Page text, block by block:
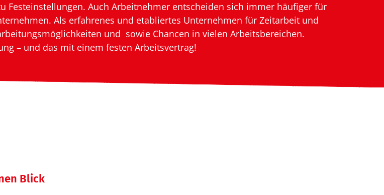
Festeinstellungen. Auch Arbeitnehmer entscheiden sich immer häufiger für
Als erfahrenes und etabliertes Unternehmen für Zeitarbeit und
und sowie Chancen in vielen Arbeitsbereichen.
– und das mit einem festen Arbeitsvertrag!
Blick